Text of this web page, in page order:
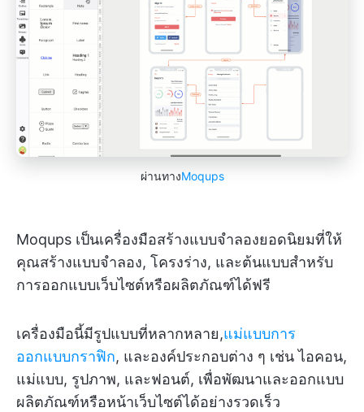
ผ่านทางMoqups
Moqups เป็นเครื่องมือสร้างแบบจำลองยอดนิยมที่ให้
คุณสร้างแบบจำลอง, โครงร่าง, และต้นแบบสำหรับ
การออกแบบเว็บไซต์หรือผลิตภัณฑ์ได้ฟรี
เครื่องมือนี้มีรูปแบบที่หลากหลาย,แม่แบบการ
ออกแบบกราฟิก, และองค์ประกอบต่าง ๆ เช่น ไอคอน,
แม่แบบ, รูปภาพ, และฟอนต์, เพื่อพัฒนาและออกแบบ
ผลิตภัณฑ์หรือหน้าเว็บไซต์ได้อย่างรวดเร็ว